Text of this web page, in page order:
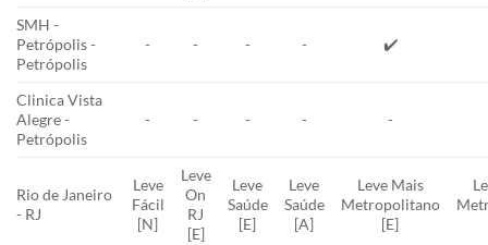
SMH -
Petrópolis -
Petrópolis
- - - - ✔️
Clinica Vista
Alegre -
Petrópolis
- - - - -
Rio de Janeiro
- RJ
Leve
Fácil
[N]
Leve
On
RJ
[E]
Leve
Saúde
[E]
Leve
Saúde
[A]
Leve Mais
Metropolitano
[E]